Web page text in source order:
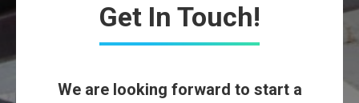
Get In Touch!
We are looking forward to start a